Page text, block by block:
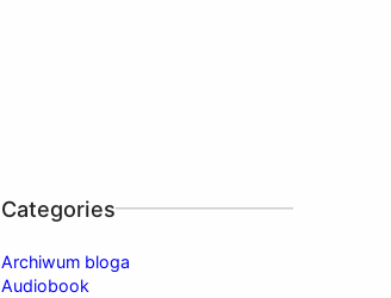
Categories
Archiwum bloga
Audiobook